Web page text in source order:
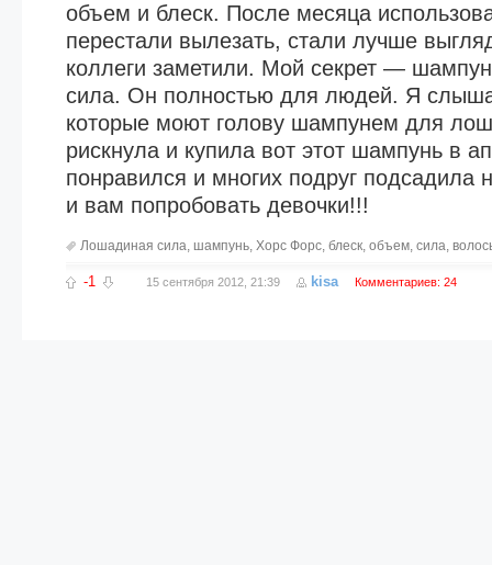
объем и блеск. После месяца
перестали вылезать, стали лучше
коллеги заметили. Мой секрет —
сила. Он полностью для людей. Я
которые моют голову шампунем для
рискнула и купила вот этот шампунь в
понравился и многих подруг подсадила
и вам попробовать девочки!!!
Лошадиная сила, шампунь, Хорс Форс, блеск, объем, сила,
-1 15 сентября 2012, 21:39 kisa Комментариев: 24